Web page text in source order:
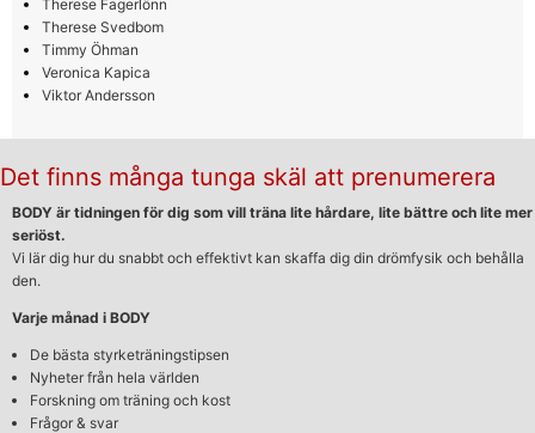
Therese Fagerlönn
Therese Svedbom
Timmy Öhman
Veronica Kapica
Viktor Andersson
Det finns många tunga skäl att prenumerera
BODY är tidningen för dig som vill träna lite hårdare, lite bättre och lite mer
seriöst.
Vi lär dig hur du snabbt och effektivt kan skaffa dig din drömfysik och behålla
den.
Varje månad i BODY
De bästa styrketräningstipsen
Nyheter från hela världen
Forskning om träning och kost
Frågor & svar